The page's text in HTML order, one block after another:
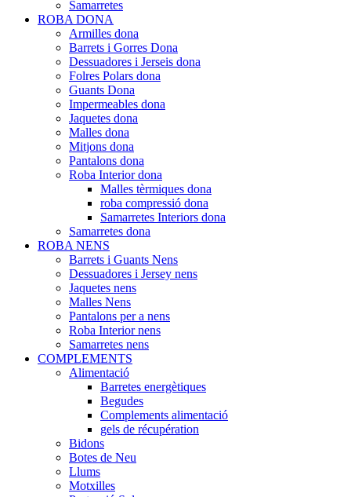
Samarretes
ROBA DONA
Armilles dona
Barrets i Gorres Dona
Dessuadores i Jerseis dona
Folres Polars dona
Guants Dona
Impermeables dona
Jaquetes dona
Malles dona
Mitjons dona
Pantalons dona
Roba Interior dona
Malles tèrmiques dona
roba compressió dona
Samarretes Interiors dona
Samarretes dona
ROBA NENS
Barrets i Guants Nens
Dessuadores i Jersey nens
Jaquetes nens
Malles Nens
Pantalons per a nens
Roba Interior nens
Samarretes nens
COMPLEMENTS
Alimentació
Barretes energètiques
Begudes
Complements alimentació
gels de récupération
Bidons
Botes de Neu
Llums
Motxilles